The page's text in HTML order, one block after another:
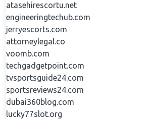
atasehirescortu.net
engineeringtechub.com
jerryescorts.com
attorneylegal.co
voomb.com
techgadgetpoint.com
tvsportsguide24.com
sportsreviews24.com
dubai360blog.com
lucky77slot.org